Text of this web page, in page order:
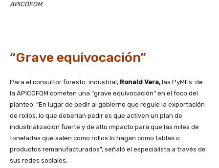
r
c
r
d
e
a
u
d
i
o
APICOFOM
“Grave equivocación”
Para el consultor foresto-industrial, Ronald Vera,las PyMEs de
la APICOFOM cometen una “grave equivocación” en el foco del
planteo. “En lugar de pedir al gobierno que regule la exportación
de rollos, lo que deberían pedir es que activen un plan de
industrialización fuerte y de alto impacto para que las miles de
toneladas que salen como rollos lo hagan como tablas o
productos remanufacturados”, señaló el especialista a través de
sus redes sociales.